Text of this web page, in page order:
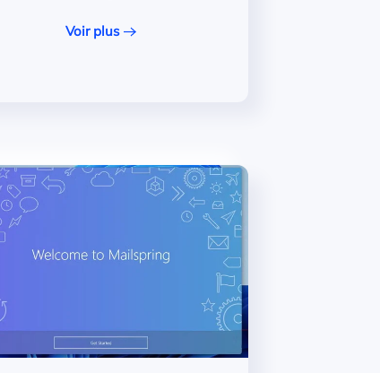
Voir plus